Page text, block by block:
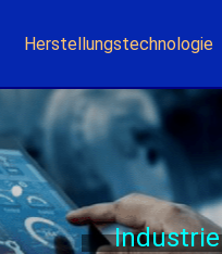
Herstellungstechnologie